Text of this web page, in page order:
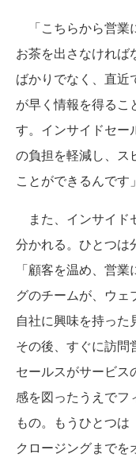
「こちらから営業
お茶を出さなければ
ばかりでなく、直近
が早く情報を得るこ
す。インサイドセー
の負担を軽減し、ス
ことができるんです」
また、インサイド
分かれる。ひとつは
「顧客を温め、営
グのチームが、ウェ
自社に興味を持った
その後、すぐに訪問
セールスがサービス
感を図ったうえでフ
もの。もうひとつ
クロージングまでを